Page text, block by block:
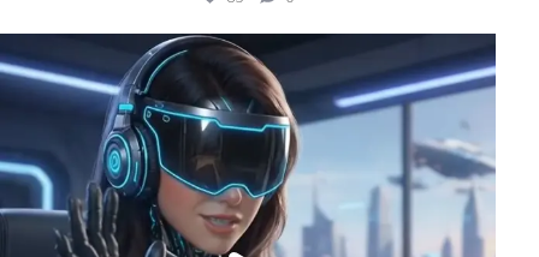
🌟【AIテレアポ導入事例】営業の“常識”を変えた企業のリアル体験！
...
117 1